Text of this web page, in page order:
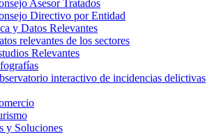
Asesor Tratados
Directivo por Entidad
y Datos Relevantes
relevantes de los sectores
Relevantes
interactivo de incidencias delictivas
y Soluciones